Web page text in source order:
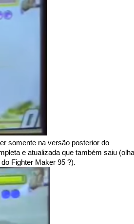
somente na versão posterior do
e atualizada que também saiu (olha
Fighter Maker 95 ?).